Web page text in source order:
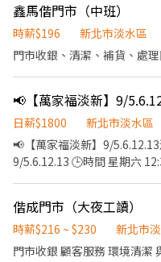
用冰淇淋、員工折扣、生日
理。 每日例行性商品效期查核和貨架清潔。 ▲會依課表調整上班時
間，請詳述每天 下課後幾點可以上班 ▲平、假日皆需配合排班。 ▲
短期勿試 ▲意者請直接投履歷
鑫馬偕門市（中班）
時薪$196
新北市淡水區
門市收銀、清潔、補貨、處
日薪$1800
新北市淡水區
📢【萬家福淡新】9/5.6.12.13清
9/5.6.12.13 🕒時間 星期六 12:30-21:00（含提前30分鐘準備） 休息
383號 💰薪資 日薪 $1700+$100（無客訴獎金） 隔月15日匯款（遇
假日順延至上班日) 👕服裝 請自備自備白素色上衣 黑色無破洞長褲
客戶提供logo胸牌、長頭髮需綁馬尾 💼工作內容 1
偕成門市（大夜工讀）
時薪$216 ~ $230
新北市
門市收銀 顧客服務 環境清潔